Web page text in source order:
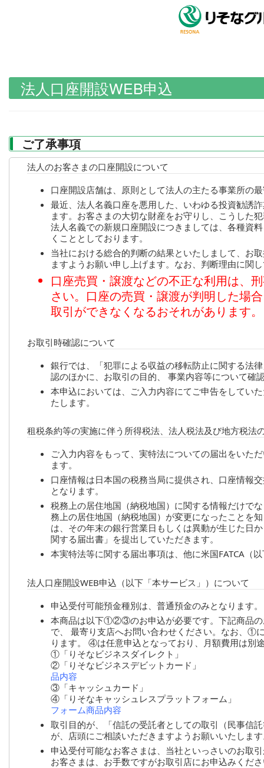
法人口座開設WEB申込
ご了承事項
法人のお客さまの口座開設について
口座開設店舗は、原則として法人の主たる事業所の
最近、法人名義口座を悪用した、いわゆる投資勧誘
ます。お客さまの大切な財産をお守りし、こうした
法人名義での新規口座開設につきましては、各種資
くこととしております。
当社における総合的判断の結果といたしまして、お
ますようお願い申し上げます。なお、判断理由に関
口座売買・譲渡などの不正な利用は、
さい。口座の売買・譲渡が判明した場
取引ができなくなるおそれがあります。
お取引時確認について
銀行では、「犯罪による収益の移転防止に関する法
認のほかに、お取引の目的、 事業内容等について確
本申込においては、ご入力内容にてご申告をしてい
たします。
租税条約等の実施に伴う所得税法、法人税法及び地方税法
ご入力内容をもって、実特法についての届出をいた
ます。
口座情報は日本国の税務当局に提供され、口座情報
となります。
税務上の居住地国（納税地国）に関する情報だけで
務上の居住地国（納税地国）が変更になったことを
は、その年末の銀行営業日もしくは異動が生じた日
関する届出書」を提出していただきます。
本実特法等に関する届出事項は、他に米国FATCA（
法人口座開設WEB申込（以下「本サービス」）について
申込受付可能預金種別は、普通預金のみとなります。
本商品は以下①②③のお申込が必要です。下記商品の
で、 最寄り支店へお問い合わせください。なお、①における月間基本利用料、②における年会費は初年度のみ無料とな
ります。 ④は任意申込となっており、月額費用
①「りそなビジネスダイレクト」
②「りそなビジネスデビットカード」
品内容
③「キャッシュカード」
④「りそなキャッシュレスプラットフォーム」
フォーム商品内容
取引目的が、「信託の受託者としての取引（民事信
が、店頭にご相談いただきますようお願いいたしま
申込受付可能なお客さまは、当社といっさいのお取
お客さまは、お手数ですがお取引店にお申込みくだ